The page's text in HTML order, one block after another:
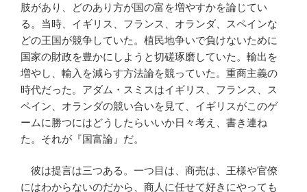
肢があり、どのあり方が国の富を増やすかを論じてい
る。当時、イギリス、フランス、オランダ、スペインな
どの王国が競争していた。植民地争いで負けないために
国家の財政を豊かにしようと切磋琢磨していた。輸出を
増やし、輸入を減らす方法論を競っていた。重商主義の
時代だった。アダム・スミスはイギリス、フランス、ス
ペイン、オランダの競い合いを見て、イギリスがこのゲ
ームに勝つにはどうしたらいいか日々考え、書き連ね
た。それが『国富論』だ。
彼は提言は三つある。一つ目は、商売は、王様や官僚
にはわからないのだから、商人に任せて好きにやっても